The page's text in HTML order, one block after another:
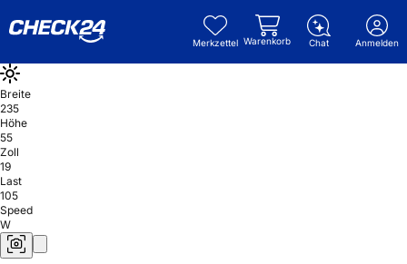
Merkzettel Warenkorb Chat Anmelden
Breite
235
Höhe
55
Zoll
19
Last
105
Speed
W